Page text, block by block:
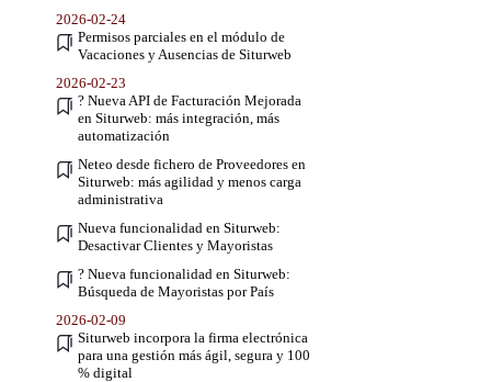
2026-02-24
Permisos parciales en el módulo de
Vacaciones y Ausencias de Siturweb
2026-02-23
? Nueva API de Facturación Mejorada
en Siturweb: más integración, más
automatización
Neteo desde fichero de Proveedores en
Siturweb: más agilidad y menos carga
administrativa
Nueva funcionalidad en Siturweb:
Desactivar Clientes y Mayoristas
? Nueva funcionalidad en Siturweb:
Búsqueda de Mayoristas por País
2026-02-09
Siturweb incorpora la firma electrónica
para una gestión más ágil, segura y 100
% digital